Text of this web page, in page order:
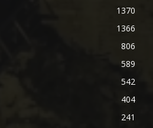
1370
1366
806
589
542
404
241